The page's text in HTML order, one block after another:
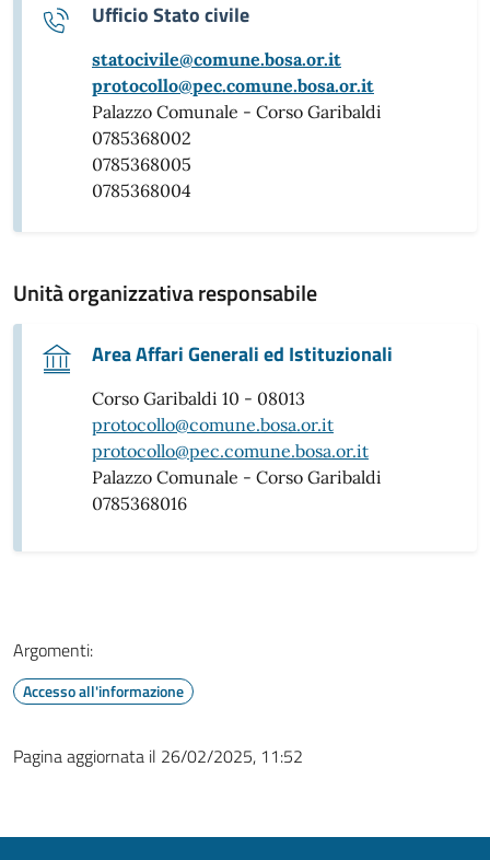
Ufficio Stato civile
statocivile@comune.bosa.or.it
protocollo@pec.comune.bosa.or.it
Palazzo Comunale - Corso Garibaldi
0785368002
0785368005
0785368004
Unità organizzativa responsabile
Area Affari Generali ed Istituzionali
Corso Garibaldi 10 - 08013
protocollo@comune.bosa.or.it
protocollo@pec.comune.bosa.or.it
Palazzo Comunale - Corso Garibaldi
0785368016
Argomenti:
Accesso all'informazione
Pagina aggiornata il 26/02/2025, 11:52